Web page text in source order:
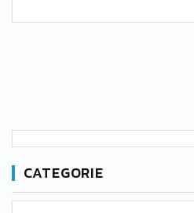
CATEGORIE